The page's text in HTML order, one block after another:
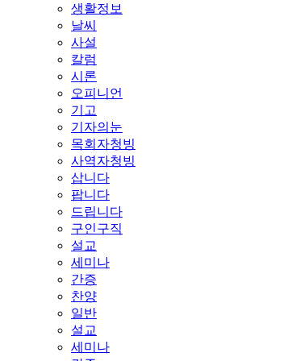
생활정보
날씨
사설
칼럼
시론
오피니언
기고
기자의눈
목회자청빙
사역자청빙
삽니다
팝니다
드립니다
구인구직
설교
세미나
간증
찬양
일반
설교
세미나